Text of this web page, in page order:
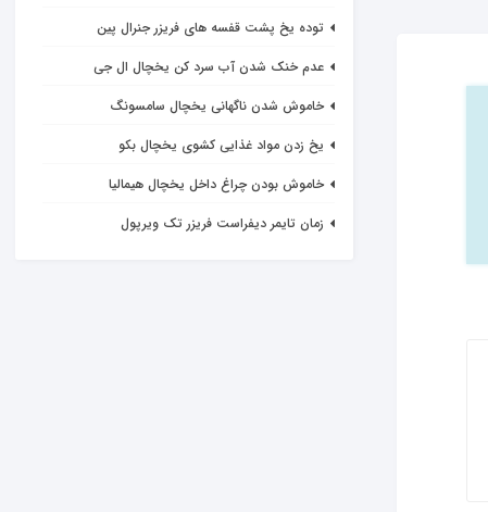
توده یخ پشت قفسه های فریزر جنرال پین
عدم خنک شدن آب سرد کن یخچال ال جی
خاموش شدن ناگهانی یخچال سامسونگ
یخ زدن مواد غذایی کشوی یخچال بکو
خاموش بودن چراغ داخل یخچال هیمالیا
زمان تایمر دیفراست فریزر تک ویرپول